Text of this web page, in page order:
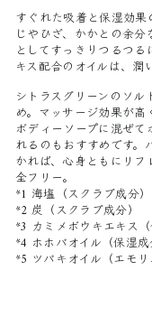
すぐれた吸着と保湿効
じやひざ、かかとの余
としてすっきりつるつ
キス配合のオイルは、潤
シトラスグリーンのソ
め。マッサージ効果が
ボディーソープに混ぜ
れるのもおすすめです
かれば、心身ともにリ
全フリー。
*1 海塩（スクラブ成分）
*2 炭（スクラブ成分）
*3 カミメボウキエキス（
*4 ホホバオイル（保湿成
*5 ツバキオイル（エモリ